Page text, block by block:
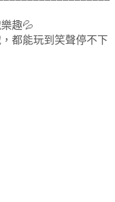
趣💦
都能玩到笑聲停不下